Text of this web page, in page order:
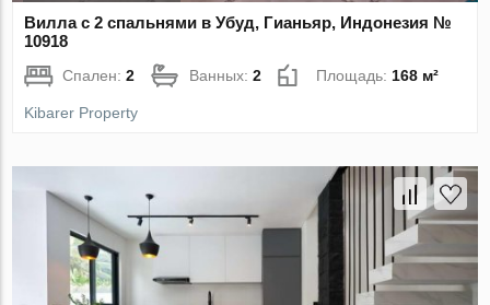
Вилла с 2 спальнями в Убуд, Гианьяр, Индонезия №
10918
Спален:2 Ванных:2 Площадь: 168 м²
Kibarer Property